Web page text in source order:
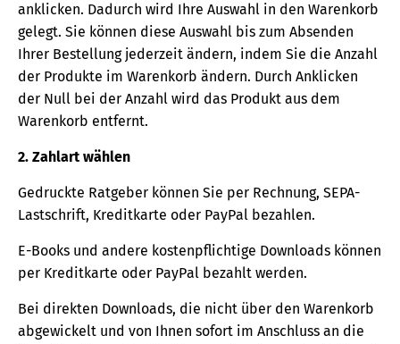
anklicken. Dadurch wird Ihre Auswahl in den Warenkorb
gelegt. Sie können diese Auswahl bis zum Absenden
Ihrer Bestellung jederzeit ändern, indem Sie die Anzahl
der Produkte im Warenkorb ändern. Durch Anklicken
der Null bei der Anzahl wird das Produkt aus dem
Warenkorb entfernt.
2. Zahlart wählen
Gedruckte Ratgeber können Sie per Rechnung, SEPA-
Lastschrift, Kreditkarte oder PayPal bezahlen.
E-Books und andere kostenpflichtige Downloads können
per Kreditkarte oder PayPal bezahlt werden.
Bei direkten Downloads, die nicht über den Warenkorb
abgewickelt und von Ihnen sofort im Anschluss an die